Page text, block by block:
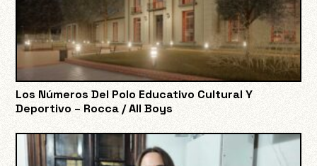
Los Números Del Polo Educativo Cultural Y
Deportivo – Rocca / All Boys